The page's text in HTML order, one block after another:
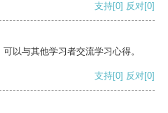
支持[0] 反对[0]
以与其他学习者交流学习心得。
支持[0] 反对[0]